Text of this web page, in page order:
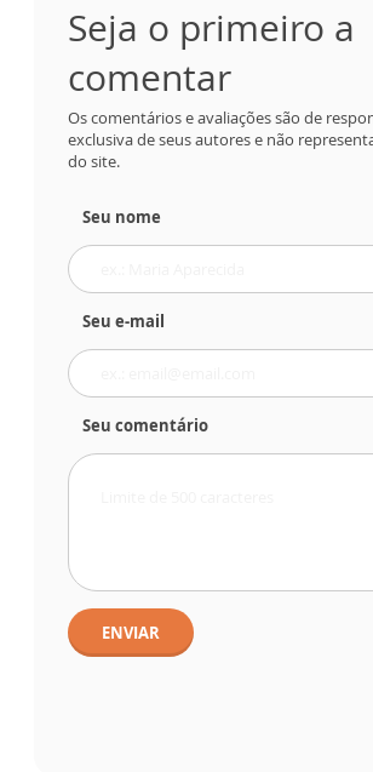
Seja o primeiro a
comentar
Os comentários e avaliações são de
exclusiva de seus autores e não
do site.
Seu nome
Seu e-mail
Seu comentário
ENVIAR